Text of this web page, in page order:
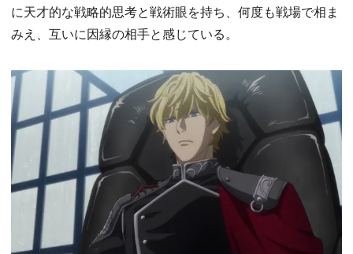
に天才的な戦略的思考と戦術眼を持ち、何度も戦場で相ま
みえ、互いに因縁の相手と感じている。